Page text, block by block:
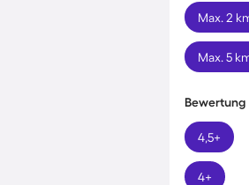
Max. 2
Max. 5
Bewertung
4,5+
4+